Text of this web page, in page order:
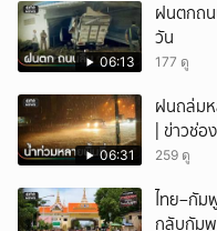
06:13
ฝนตกถน
วัน
177 ดู
06:31
ฝนถล่ม
| ข่าวช่อ
259 ดู
ไทย–กัม
กลับกัมพู